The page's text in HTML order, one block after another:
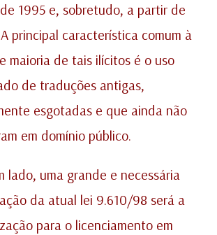
1995 e, sobretudo, a partir de
principal característica comum à
maioria de tais ilícitos é o uso
de traduções antigas,
esgotadas e que ainda não
em domínio público.
lado, uma grande e necessária
da atual lei 9.610/98 será a
para o licenciamento em